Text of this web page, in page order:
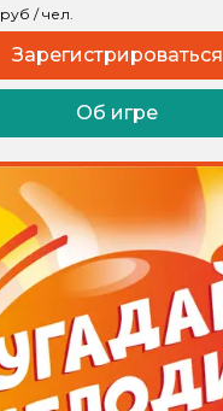
руб / чел.
Зарегистрироваться
Об игре